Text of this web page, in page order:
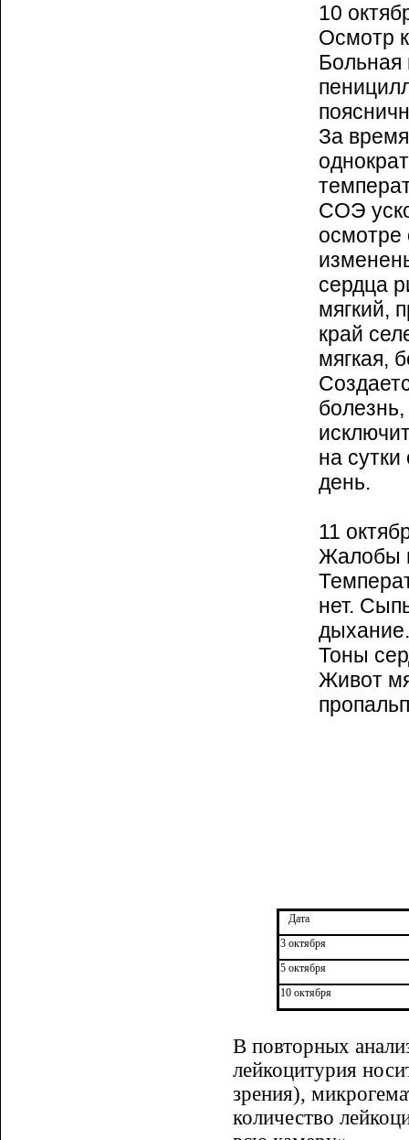
10
Осмотр
За
СОЭ
осмотре
сердца
мягкий,
край
мягкая,
на
день.
11
Жалобы
нет.
Тоны
Живот
Дата
3 октября
5 октября
10 октября
В повторных
лейкоцитурия
зрения),
количество